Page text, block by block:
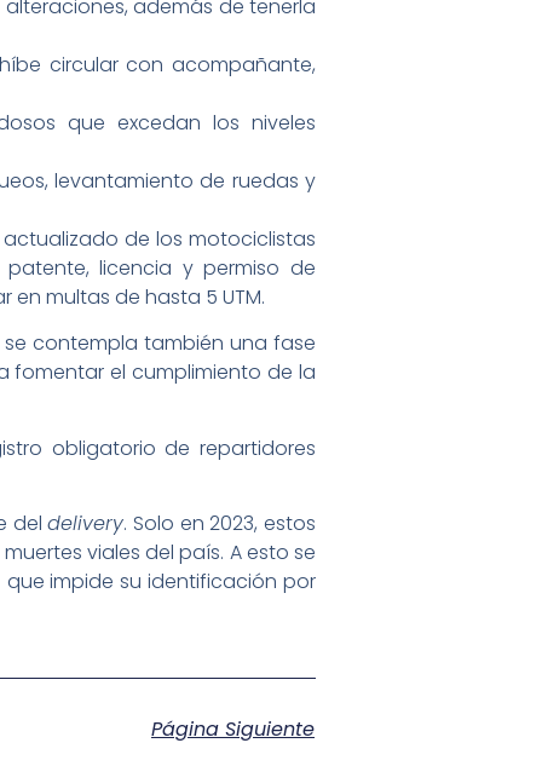
además de tenerla
circular con acompañante,
que excedan los niveles
levantamiento de ruedas y
de los motociclistas
licencia y permiso de
en multas de hasta 5 UTM.
contempla también una fase
fomentar el cumplimiento de la
obligatorio de repartidores
deldelivery. Solo en 2023, estos
viales del país. A esto se
impide su identificación por
Página Siguiente